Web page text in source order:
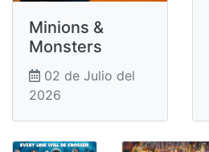
Minions &
Monsters
02 de Julio del
2026